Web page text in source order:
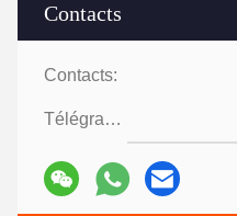
Contacts
Contacts:
Télégramme: